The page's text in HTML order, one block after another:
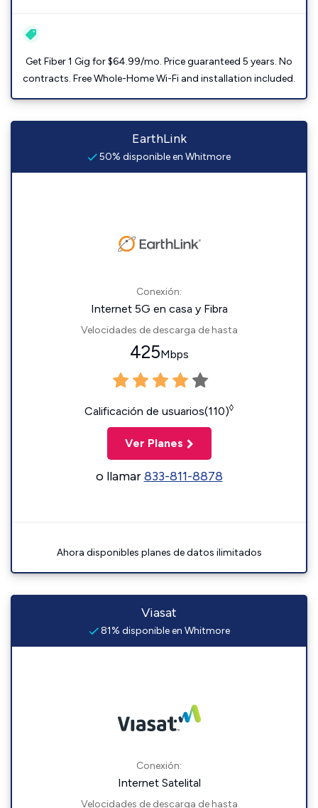
Get Fiber 1 Gig for $64.99/mo. Price guaranteed 5 years. No
contracts. Free Whole-Home Wi-Fi and installation included.
EarthLink
50% disponible en Whitmore
Conexión:
Internet 5G en casa y Fibra
Velocidades de descarga de hasta
425Mbps
Calificación de usuarios(110)◊
Ver Planes
o llamar833-811-8878
Ahora disponibles planes de datos ilimitados
Viasat
81% disponible en Whitmore
Conexión:
Internet Satelital
Velocidades de descarga de hasta